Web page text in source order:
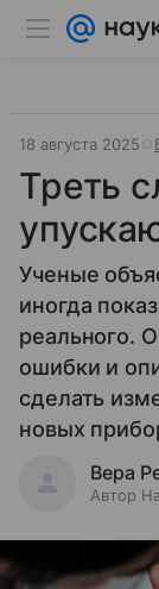
18 августа 2025
Треть
Ученые
иногда
реального.
ошибки и
сделать
новых
Вера
Автор